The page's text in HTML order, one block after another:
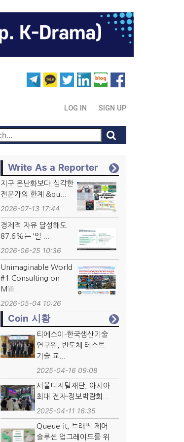
LOG IN SIGN UP
Write As a Reporter
지구 온난화보다 심각한
전문가의 한계 &qu...
2026-07-13 17:44
경제적 자유 달성해도
87.6%는 ‘일 ...
2026-06-25 10:36
Unimaginable World
#1 Consulting on
Mili...
2026-05-04 10:26
Coin 시황
티에스이-한국생산기술
연구원, 반도체 테스트
기술 교...
2025-04-16 09:08
서울디지털재단, 아시아
최대 전자·정보박람회...
2025-04-11 16:35
Queue-it, 트래픽 제어
솔루션 업그레이드를 위